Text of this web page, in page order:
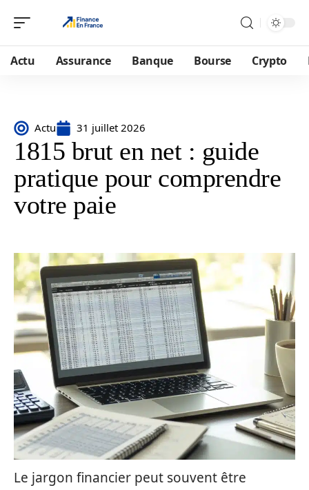
Actu Assurance Banque Bourse Crypto
Actu 31 juillet 2026
1815 brut en net : guide
pratique pour comprendre
votre paie
Le jargon financier peut souvent être